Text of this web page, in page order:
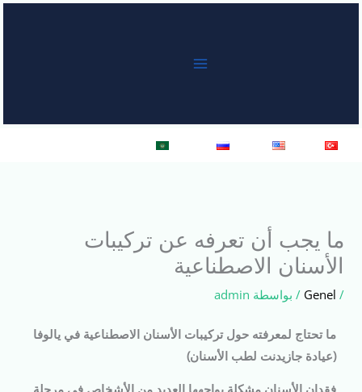
Türkçe
English
ما يجب أن تعرفه عن تركيبات
الأسنان الاصطناعية
/
Genel / بواسطة admin
ما تحتاج لمعرفته حول تركيبات الأسنان الاصطناعية في يالوفا
(عيادة جازيدنت لطب الأسنان)